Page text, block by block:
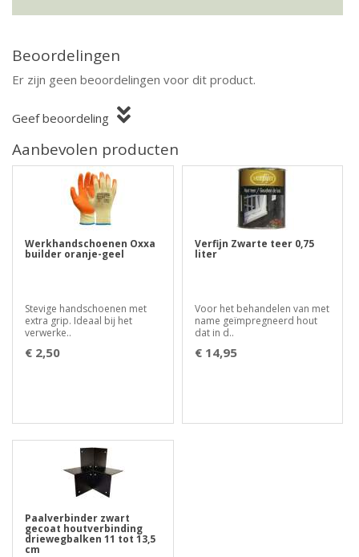
Beoordelingen
Er zijn geen beoordelingen voor dit product.
Geef beoordeling
Aanbevolen producten
Werkhandschoenen Oxxa
builder oranje-geel
Stevige handschoenen met
extra grip. Ideaal bij het
verwerke..
€ 2,50
Verfijn Zwarte teer 0,75
liter
Voor het behandelen van met
name geïmpregneerd hout
dat in d..
€ 14,95
Paalverbinder zwart
gecoat houtverbinding
driewegbalken 11 tot 13,5
cm